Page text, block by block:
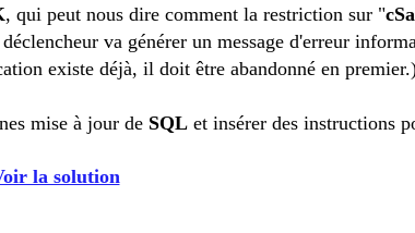
, qui peut nous dire comment la restriction sur "
va générer un message d'erreur
existe déjà, il doit être abandonné en premier.
mise à jour de SQL et insérer des instructions
la solution